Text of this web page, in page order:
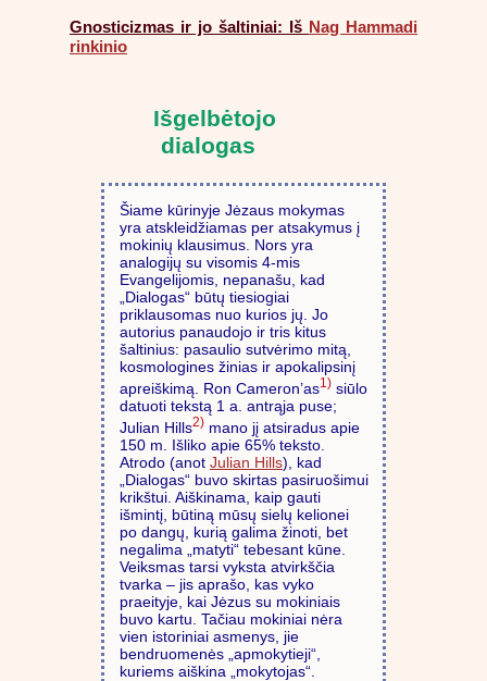
Gnosticizmas ir jo šaltiniai: Iš Nag Hammadi
rinkinio
Išgelbėtojo
dialogas
Šiame kūrinyje Jėzaus mokymas
yra atskleidžiamas per atsakymus į
mokinių klausimus. Nors yra
analogijų su visomis 4-mis
Evangelijomis, nepanašu, kad
„Dialogas“ būtų tiesiogiai
priklausomas nuo kurios jų. Jo
autorius panaudojo ir tris kitus
šaltinius: pasaulio sutvėrimo mitą,
kosmologines žinias ir apokalipsinį
apreiškimą. Ron Cameron’as1) siūlo
datuoti tekstą 1 a. antrąja puse;
Julian Hills2) mano jį atsiradus apie
150 m. Išliko apie 65% teksto.
Atrodo (anot Julian Hills), kad
„Dialogas“ buvo skirtas pasiruošimui
krikštui. Aiškinama, kaip gauti
išmintį, būtiną mūsų sielų kelionei
po dangų, kurią galima žinoti, bet
negalima „matyti“ tebesant kūne.
Veiksmas tarsi vyksta atvirkščia
tvarka – jis aprašo, kas vyko
praeityje, kai Jėzus su mokiniais
buvo kartu. Tačiau mokiniai nėra
vien istoriniai asmenys, jie
bendruomenės „apmokytieji“,
kuriems aiškina „mokytojas“.